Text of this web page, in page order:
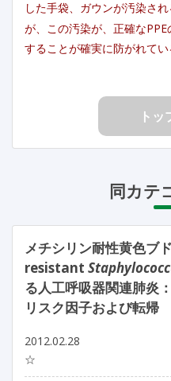
した手袋、ガウンが汚染さ
が、この汚染が、正確な
することが確実に防がれてい
トッ
同カテ
メチシリン耐性黄色
resistant
る人工呼吸器関連肺炎
リスク因子および転帰
2012.02.28
☆